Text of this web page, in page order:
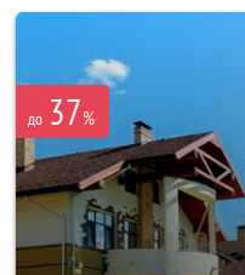
до 37%